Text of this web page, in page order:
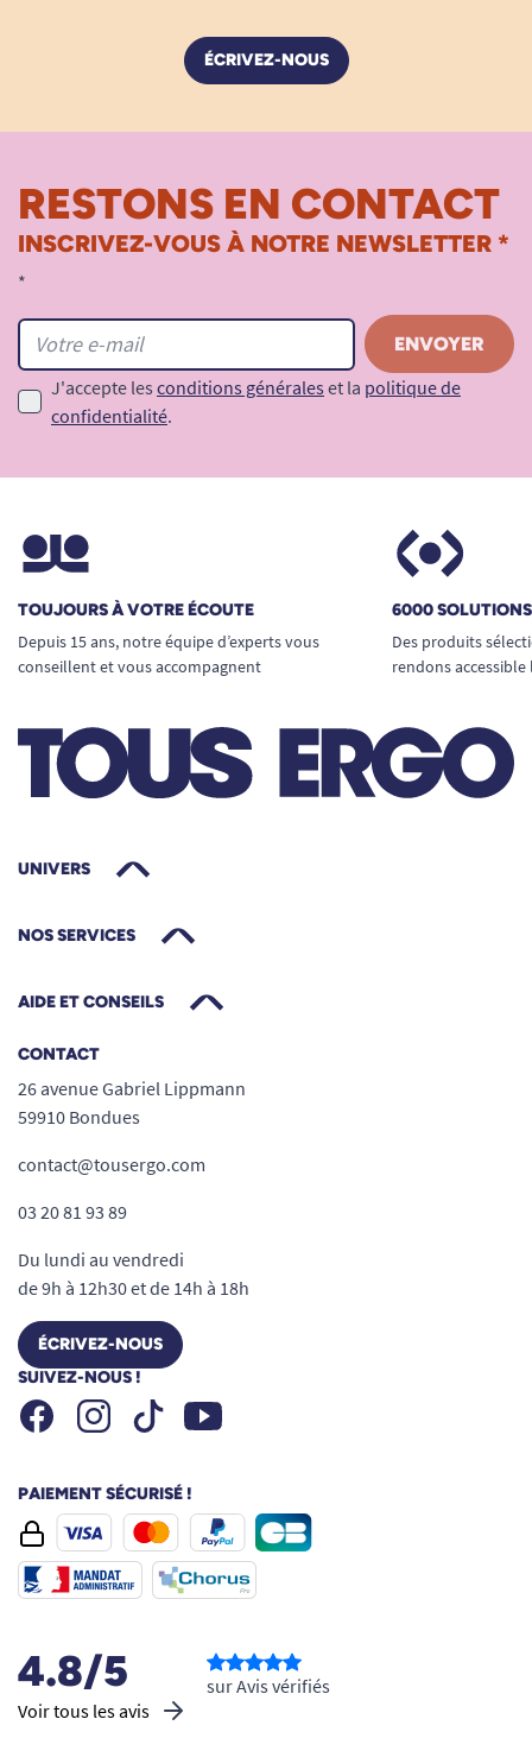
ÉCRIVEZ-NOUS
RESTONS EN CONTACT
INSCRIVEZ-VOUS À NOTRE NEWSLETTER *
*
J'accepte les conditions générales et la politique de
confidentialité.
TOUJOURS À VOTRE ÉCOUTE
Depuis 15 ans, notre équipe d’experts vous
conseillent et vous accompagnent
6000
Des produits
rendons
UNIVERS
NOS SERVICES
AIDE ET CONSEILS
CONTACT
26 avenue Gabriel Lippmann
59910 Bondues
contact@tousergo.com
03 20 81 93 89
Du lundi au vendredi
de 9h à 12h30 et de 14h à 18h
ÉCRIVEZ-NOUS
SUIVEZ-NOUS !
FacebookInstagramTiktok Youtube
PAIEMENT SÉCURISÉ !
4.8/5
Voir tous les avis
sur Avis vérifiés